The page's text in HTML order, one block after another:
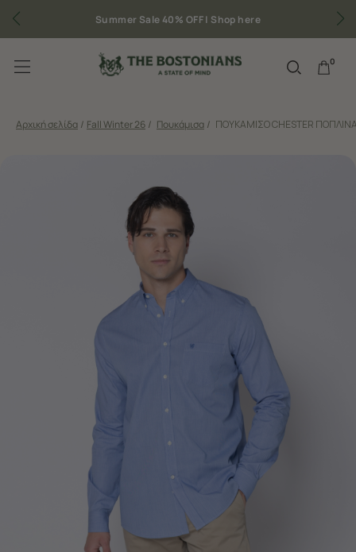
Summer Sale 40% OFF | Shop here
0
Αρχική σελίδα / Fall Winter 26 / Πουκάμισα / ΠΟΥΚΑΜΙΣΟ CHESTER ΠΟΠΛΙΝΑ